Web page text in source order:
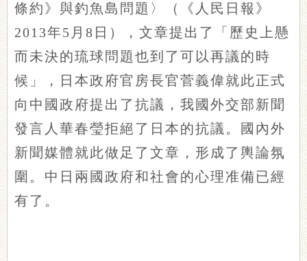
條約》與釣魚島問題〉（《人民日報》
2013年5月8日），文章提出了「歷史上懸
而未決的琉球問題也到了可以再議的時
候」，日本政府官房長官菅義偉就此正式
向中國政府提出了抗議，我國外交部新聞
發言人華春瑩拒絕了日本的抗議。國內外
新聞媒體就此做足了文章，形成了輿論氛
圍。中日兩國政府和社會的心理准備已經
有了。